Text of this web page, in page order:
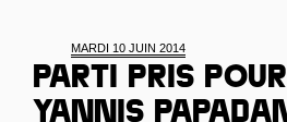
MARDI 10 JUIN 2014
Parti pris